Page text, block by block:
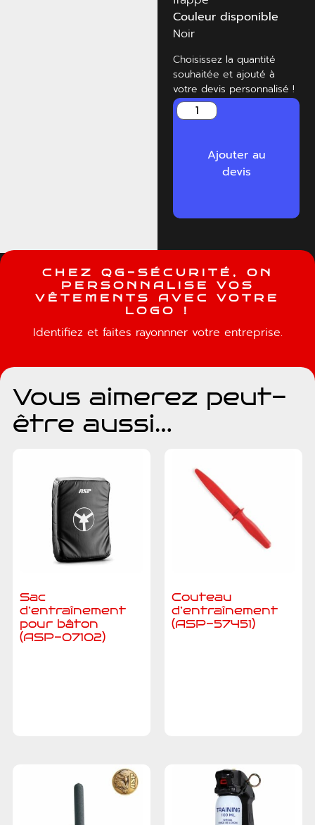
Couleur disponible
Noir
Choisissez la quantité
souhaitée et ajouté à
votre devis personnalisé !
Ajouter au
devis
C H E Z Q G - S É C U R I T É , O N
P E R S O N N A L I S E VO S
V Ê T E M E N T S A V E C VO T R E
L O G O !
Identifiez et faites rayonnner votre entreprise.
Vous aimerez peut-
être aussi…
Sac
d’entraînement
pour bâton
(ASP-07102)
Couteau
d’entraînement
(ASP-57451)